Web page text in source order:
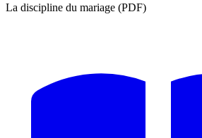
La discipline du mariage (PDF)